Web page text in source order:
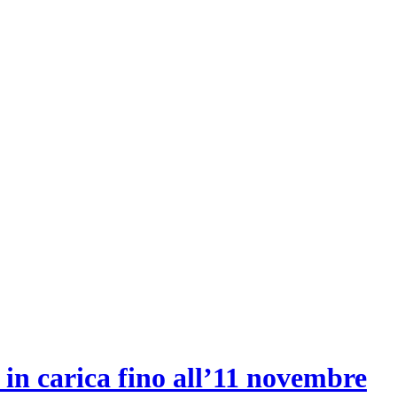
carica fino all’11 novembre